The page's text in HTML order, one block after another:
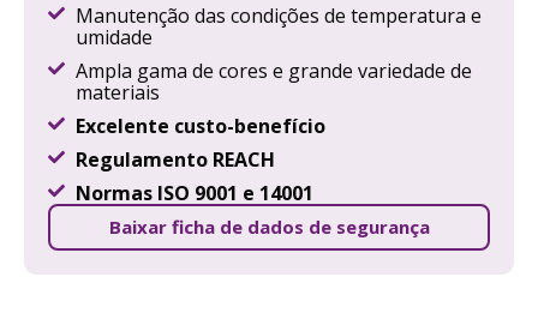
Manutenção das condições de temperatura e
umidade
Ampla gama de cores e grande variedade de
materiais
Excelente custo-benefício
Regulamento REACH
Normas ISO 9001 e 14001
Baixar ficha de dados de segurança